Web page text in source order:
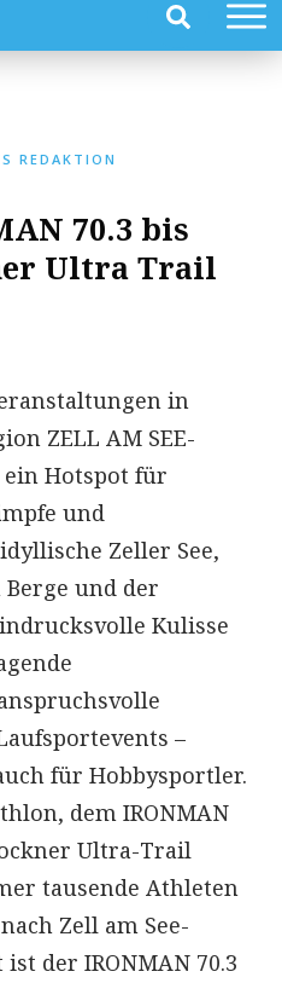
REDAKTION
70.3 bis
Ultra Trail
in
ZELL AM SEE-
ein Hotspot für
und
Zeller See,
und der
Kulisse
–
für Hobbysportler.
dem IRONMAN
Ultra-Trail
tausende Athleten
Zell am See-
der IRONMAN 70.3